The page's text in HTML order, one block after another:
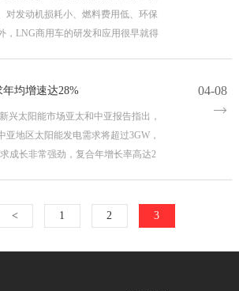
对发动机损耗小、燃料费用低、环保
，LNG商用车的研发和应用很早就得
均增速达28%
兴太阳能市场亚太和中亚报告指出，
亚地区太阳能发电需求将超过3GW，
成长非常强劲，复合年增长率高达2
04-08
< 1 2 3